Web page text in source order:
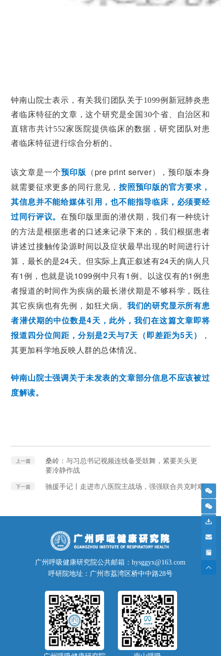
钟南山院士表示，有关我们团队关于1099例新冠肺炎患
者临床特征的文章，这个研究是全国30个省、自治区和
直辖市共计552家医院提供临床的数据，研究团队对患
者临床特征进行综合分析的。
该文章是一个预印版 （pre print server），预印版本身
就需要征求更多的同行意见， 按照预印版的官方要求，
其信息并不能给媒体引用，也不能指导临床，必须要经
过同行评议。在预印版里面的潜伏期，我们有一种统计
的方法是根据患者的口述来记录下来的，我们根据患者
讲述过接触传染源时间以及症状最早出现的时间进行计
算，最长的是24天。但实际上真正叙述有24天的病人只
有1例，也就是说1099例中只有1例。以这仅有的1例患
者报道的时间作为疾病的最长潜伏期是不够科学，既往
其它疾病也有先例，如狂犬病。 我们的研究显示所有患
者潜伏期的中位数是4天，此外，我们在这篇文章即将
报道四分位间距，分别是2天与7天（即差距为5天）
，
其更加科学地反映人群的总体情况。
钟南山院士强调关于未发表的文章部分信息不应该被过
度解读。
上一篇
桑岭：与习总书记视频连线备受鼓舞，紧要关头更
要冷静作战
下一篇 驰援手记丨走进市八医院主战场，强强联合共克时艰
广州呼吸健康研究院公共邮箱：hysggyx@163.com
呼研院地址：广州市荔湾区桥中中路28号